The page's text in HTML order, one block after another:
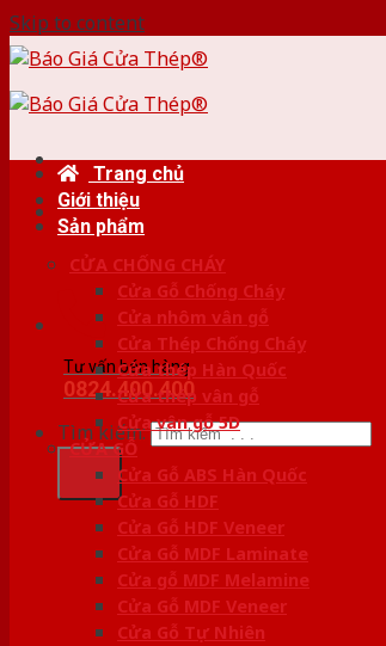
Skip to content
Tư vấn bán hàng
0824.400.400
Tìm kiếm:
Trang chủ
Giới thiệu
Sản phẩm
CỬA CHỐNG CHÁY
Cửa Gỗ Chống Cháy
Cửa nhôm vân gỗ
Cửa Thép Chống Cháy
Cửa thép Hàn Quốc
Cửa thép vân gỗ
Cửa vân gỗ 5D
CỬA GỖ
Cửa Gỗ ABS Hàn Quốc
Cửa Gỗ HDF
Cửa Gỗ HDF Veneer
Cửa Gỗ MDF Laminate
Cửa gỗ MDF Melamine
Cửa Gỗ MDF Veneer
Cửa Gỗ Tự Nhiên